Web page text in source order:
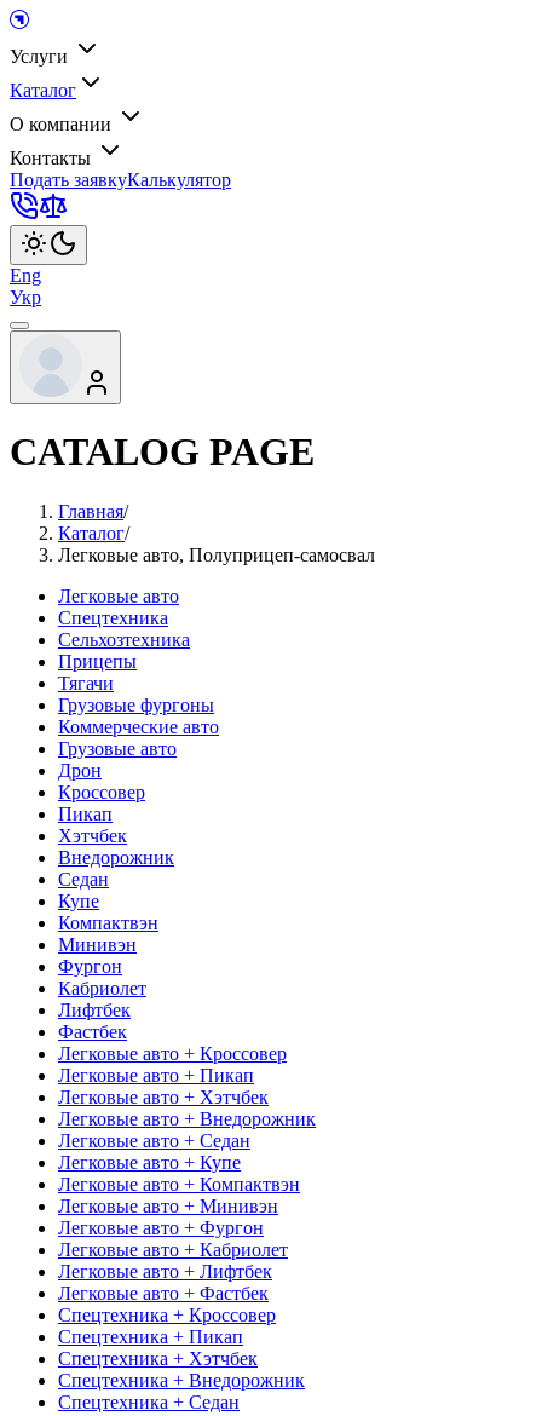
Услуги
Каталог
О компании
Контакты
Подать заявкуКалькулятор
Eng
Укр
CATALOG PAGE
Главная/
Каталог/
Легковые авто, Полуприцеп-самосвал
Легковые авто
Спецтехника
Сельхозтехника
Прицепы
Тягачи
Грузовые фургоны
Коммерческие авто
Грузовые авто
Дрон
Кроссовер
Пикап
Хэтчбек
Внедорожник
Седан
Купе
Компактвэн
Минивэн
Фургон
Кабриолет
Лифтбек
Фастбек
Легковые авто + Кроссовер
Легковые авто + Пикап
Легковые авто + Хэтчбек
Легковые авто + Внедорожник
Легковые авто + Седан
Легковые авто + Купе
Легковые авто + Компактвэн
Легковые авто + Минивэн
Легковые авто + Фургон
Легковые авто + Кабриолет
Легковые авто + Лифтбек
Легковые авто + Фастбек
Спецтехника + Кроссовер
Спецтехника + Пикап
Спецтехника + Хэтчбек
Спецтехника + Внедорожник
Спецтехника + Седан